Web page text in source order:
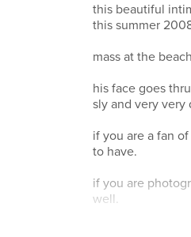
this beautiful
this summer
mass at the
his face goes
sly and very very
if you are a fan
to have.
if you are
well.